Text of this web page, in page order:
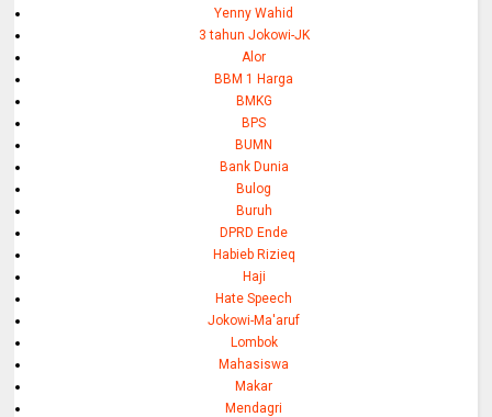
Yenny Wahid
3 tahun Jokowi-JK
Alor
BBM 1 Harga
BMKG
BPS
BUMN
Bank Dunia
Bulog
Buruh
DPRD Ende
Habieb Rizieq
Haji
Hate Speech
Jokowi-Ma'aruf
Lombok
Mahasiswa
Makar
Mendagri